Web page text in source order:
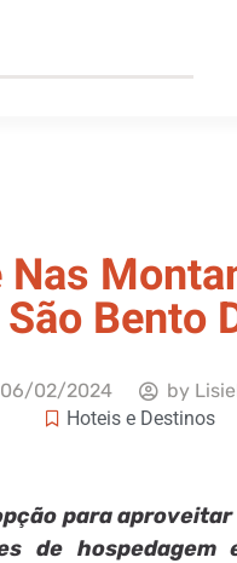
Bento
06/02/2024 by
Hoteis e Destinos
para
de hospedagem